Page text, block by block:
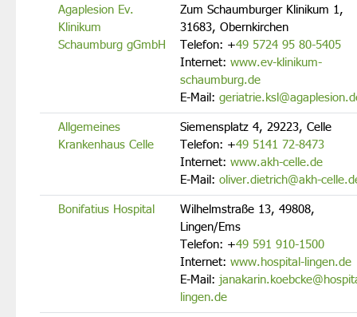
Agaplesion Ev.
Klinikum
Schaumburg gGmbH
Zum Schaumburger Klinikum 1,
31683, Obernkirchen
Telefon: +49 5724 95 80-5405
Internet: www.ev-klinikum-
schaumburg.de
E-Mail:
Allgemeines
Krankenhaus Celle
Siemensplatz 4, 29223, Celle
Telefon: +49 5141 72-8473
Internet: www.akh-celle.de
E-Mail: oliver.dietrich@akh-
Bonifatius Hospital
Wilhelmstraße 13, 49808,
Lingen/Ems
Telefon: +49 591 910-1500
Internet: www.hospital-lingen.de
E-Mail:
lingen.de